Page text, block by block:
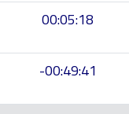
00:05:18
-00:49:41